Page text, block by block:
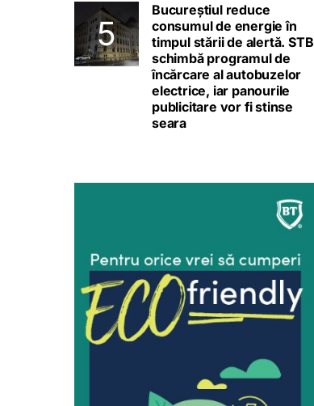
Bucureștiul reduce
consumul de energie în
timpul stării de alertă. STB
schimbă programul de
încărcare al autobuzelor
electrice, iar panourile
publicitare vor fi stinse
seara